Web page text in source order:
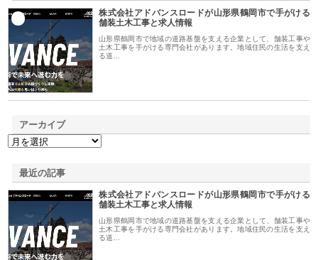
株式会社アドバンスロードが山形県鶴岡市で手がける
舗装土木工事と求人情報
山形県鶴岡市で地域の道路基盤を支える企業として、舗装工事や
土木工事を手がける専門会社があります。地域住民の生活を支え
る道…
アーカイブ
最近の記事
株式会社アドバンスロードが山形県鶴岡市で手がける
舗装土木工事と求人情報
山形県鶴岡市で地域の道路基盤を支える企業として、舗装工事や
土木工事を手がける専門会社があります。地域住民の生活を支え
る道…